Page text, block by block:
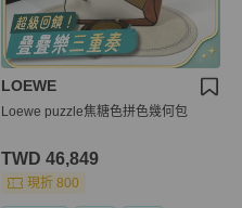
LOEWE
Loewe puzzle焦糖色拼色幾何包
TWD 46,849
現折 800